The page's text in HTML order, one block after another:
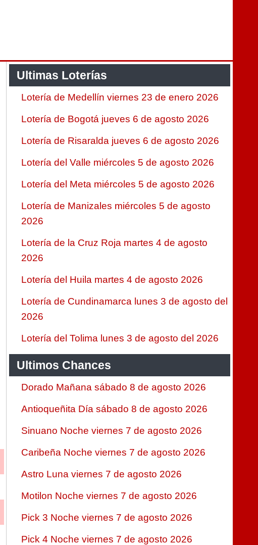
Ultimas Loterías
Lotería de Medellín viernes 23 de enero 2026
Lotería de Bogotá jueves 6 de agosto 2026
Lotería de Risaralda jueves 6 de agosto 2026
Lotería del Valle miércoles 5 de agosto 2026
Lotería del Meta miércoles 5 de agosto 2026
Lotería de Manizales miércoles 5 de agosto
2026
Lotería de la Cruz Roja martes 4 de agosto
2026
Lotería del Huila martes 4 de agosto 2026
Lotería de Cundinamarca lunes 3 de agosto del
2026
Lotería del Tolima lunes 3 de agosto del 2026
Ultimos Chances
Dorado Mañana sábado 8 de agosto 2026
Antioqueñita Día sábado 8 de agosto 2026
Sinuano Noche viernes 7 de agosto 2026
Caribeña Noche viernes 7 de agosto 2026
Astro Luna viernes 7 de agosto 2026
Motilon Noche viernes 7 de agosto 2026
Pick 3 Noche viernes 7 de agosto 2026
Pick 4 Noche viernes 7 de agosto 2026